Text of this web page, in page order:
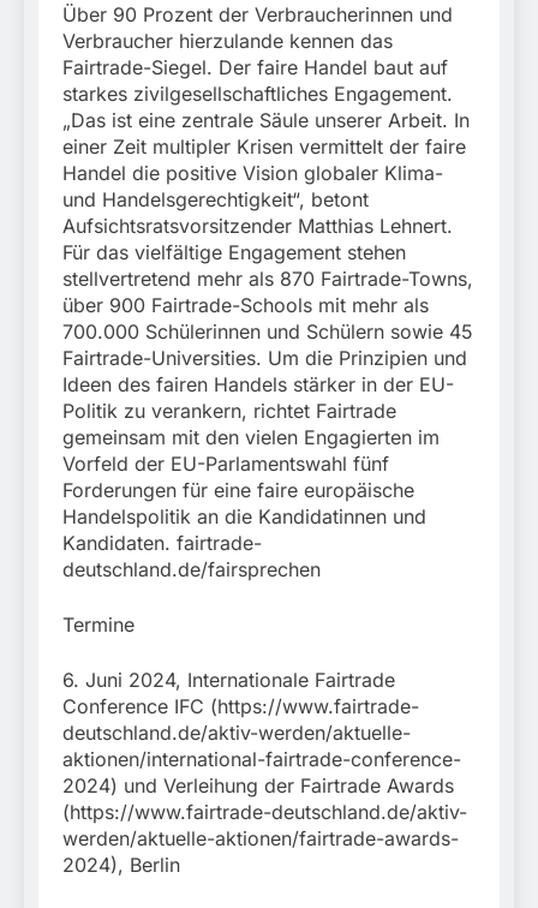
Über 90 Prozent der Verbraucherinnen und
Verbraucher hierzulande kennen das
Fairtrade-Siegel. Der faire Handel baut auf
starkes zivilgesellschaftliches Engagement.
„Das ist eine zentrale Säule unserer Arbeit. In
einer Zeit multipler Krisen vermittelt der faire
Handel die positive Vision globaler Klima-
und Handelsgerechtigkeit“, betont
Aufsichtsratsvorsitzender Matthias Lehnert.
Für das vielfältige Engagement stehen
stellvertretend mehr als 870 Fairtrade-Towns,
über 900 Fairtrade-Schools mit mehr als
700.000 Schülerinnen und Schülern sowie 45
Fairtrade-Universities. Um die Prinzipien und
Ideen des fairen Handels stärker in der EU-
Politik zu verankern, richtet Fairtrade
gemeinsam mit den vielen Engagierten im
Vorfeld der EU-Parlamentswahl fünf
Forderungen für eine faire europäische
Handelspolitik an die Kandidatinnen und
Kandidaten. fairtrade-
deutschland.de/fairsprechen
Termine
6. Juni 2024, Internationale Fairtrade
Conference IFC (https://www.fairtrade-
deutschland.de/aktiv-werden/aktuelle-
aktionen/international-fairtrade-conference-
2024) und Verleihung der Fairtrade Awards
(https://www.fairtrade-deutschland.de/aktiv-
werden/aktuelle-aktionen/fairtrade-awards-
2024), Berlin